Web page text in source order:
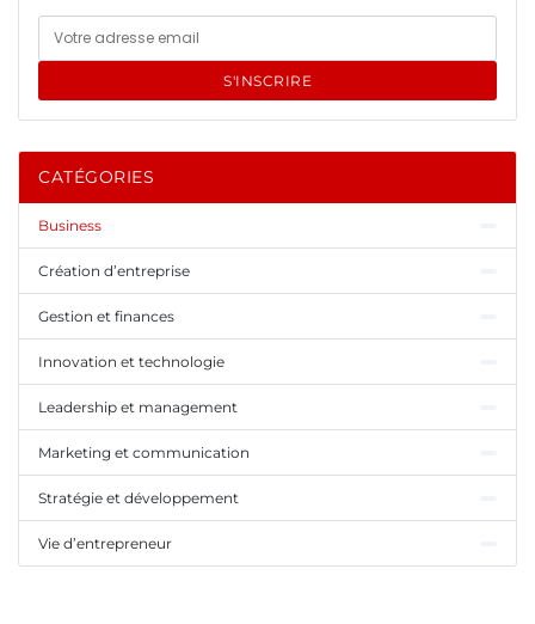
S'INSCRIRE
CATÉGORIES
Business
Création d’entreprise
Gestion et finances
Innovation et technologie
Leadership et management
Marketing et communication
Stratégie et développement
Vie d’entrepreneur